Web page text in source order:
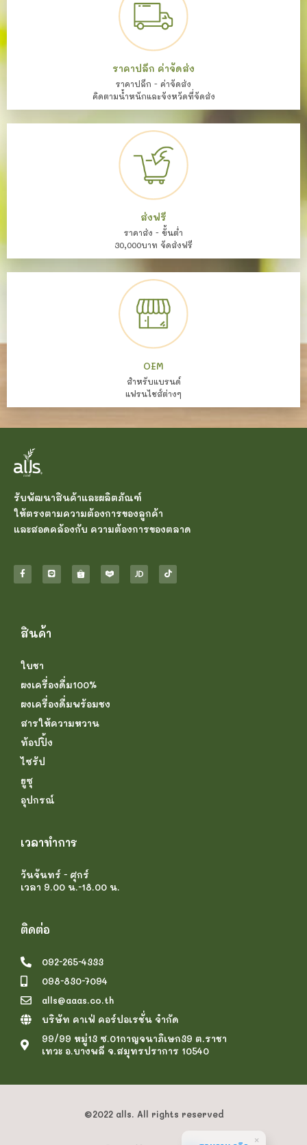
ราคาปลีก ค่าจัดส่ง
ราคาปลีก - ค่าจัดส่ง
คิดตามน้ำหนักและจังหวัดที่จัดส่ง
ส่งฟรี
ราคาส่ง - ขั้นต่ำ
30,000บาท จัดส่งฟรี
OEM
สำหรับแบรนด์
แฟรนไชส์ต่างๆ
รับพัฒนาสินค้าและผลิตภัณฑ์
ให้ตรงตามความต้องการของลูกค้า
และสอดคล้องกับ ความต้องการของตลาด
สินค้า
ใบชา
ผงเครื่องดื่ม100%
ผงเครื่องดื่มพร้อมชง
สารให้ความหวาน
ท้อปปิ้ง
ไซรัป
ยูซุ
อุปกรณ์
เวลาทำการ
วันจันทร์ - ศุกร์
เวลา 9.00 น.-18.00 น.
ติดต่อ
092-265-4333
098-830-7094
alls@aaas.co.th
บริษัท คาเฟ่ คอร์ปอเรชั่น จำกัด
99/99 หมู่13 ซ.01กาญจนาภิเษก39 ต.ราชา
เทวะ อ.บางพลี จ.สมุทรปราการ 10540
©2022 alls. All rights reserved